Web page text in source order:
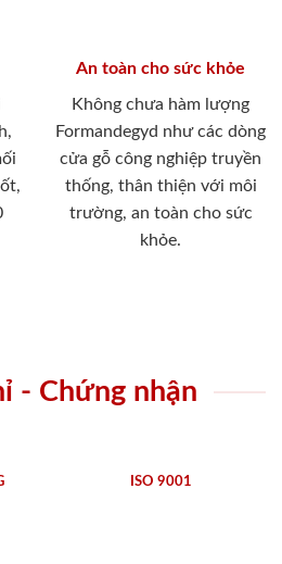
An toàn cho sức khỏe
Không chưa hàm lượng
Formandegyd như các dòng
cửa gỗ công nghiệp truyền
thống, thân thiện với môi
trường, an toàn cho sức
khỏe.
- Chứng nhận
ISO 9001